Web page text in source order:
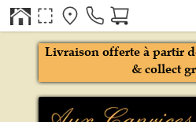
Livraison offerte à partir
& collect